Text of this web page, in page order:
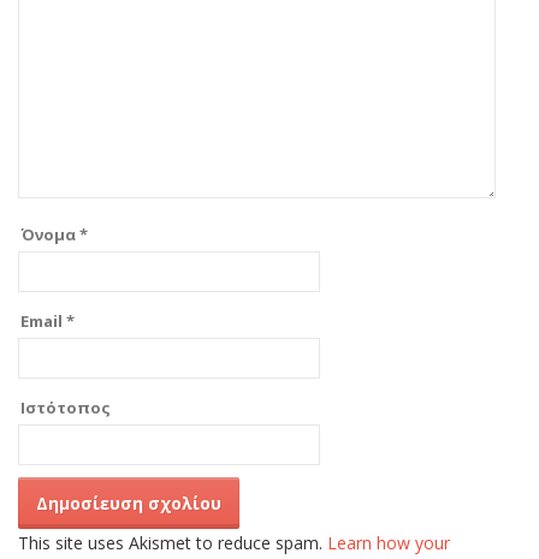
Όνομα*
Email *
Ιστότοπος
This site uses Akismet to reduce spam. Learn how your